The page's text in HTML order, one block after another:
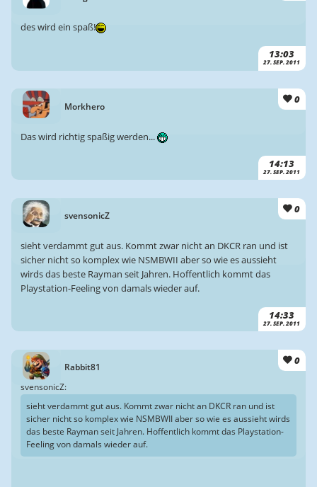
13:03
27. SEP. 2011
des wird ein spaß!
Morkhero
0
14:13
27. SEP. 2011
Das wird richtig spaßig werden...
svensonicZ
0
14:33
27. SEP. 2011
sieht verdammt gut aus. Kommt zwar nicht an DKCR ran und ist
sicher nicht so komplex wie NSMBWII aber so wie es aussieht
wirds das beste Rayman seit Jahren. Hoffentlich kommt das
Playstation-Feeling von damals wieder auf.
Rabbit81
0
svensonicZ:
sieht verdammt gut aus. Kommt zwar nicht an DKCR ran und ist
sicher nicht so komplex wie NSMBWII aber so wie es aussieht wirds
das beste Rayman seit Jahren. Hoffentlich kommt das Playstation-
Feeling von damals wieder auf.